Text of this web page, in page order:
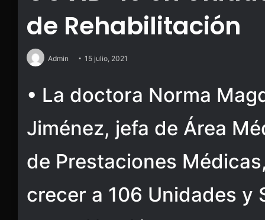
de Rehabilitación
Admin 15 julio, 2021
• La doctora Norma
Jiménez, jefa de Área
de Prestaciones
crecer a 106 Unidades y